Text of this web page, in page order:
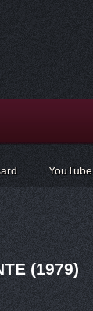
YouTube
(1979)